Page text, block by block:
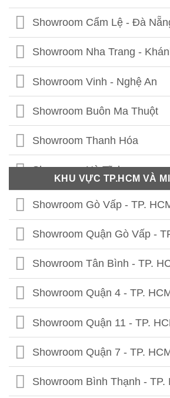
Showroom Hạ Long - Quảng
Showroom Bắc Ninh
Showroom Hưng Yên
Showroom Thái Bình
Showroom Vĩnh Phúc
Showroom Thái Nguyên
Showroom Phú Thọ
Showroom Tuyên Quang
Showroom Hà Giang
Showroom Cao Bằng
Showroom Lạng Sơn
Showroom Bắc Kạn
Showroom Bắc Giang
Showroom Cẩm Lệ - Đà
Showroom Nha Trang -
Showroom Vinh - Nghệ An
Showroom Buôn Ma Thuột
Showroom Thanh Hóa
Showroom Hà Tĩnh
Showroom Quảng Bình
Showroom Quảng Trị
Showroom Thừa Thiên Huế
Showroom Quảng Nam
Showroom Quảng Ngãi
Showroom Bình Định
Showroom Phú Yên
KHU VỰC TP.HCM VÀ
Showroom Gò Vấp - TP.
Showroom Quận Gò Vấp -
Showroom Tân Bình - TP.
Showroom Quận 4 - TP.
Showroom Quận 11 - TP.
Showroom Quận 7 - TP.
Showroom Bình Thạnh - TP.